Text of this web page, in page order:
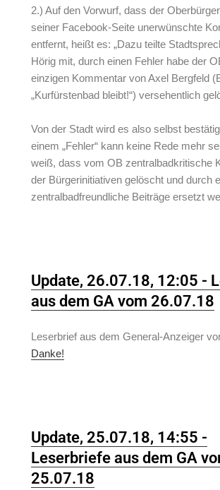
2.) Auf den Vorwurf, dass der
seiner Facebook-Seite unerwünschte
entfernt, heißt es: „Dazu teilte
Hörig mit, durch einen Fehler habe der
einzigen Kommentar von Axel Bergfeld
„Kurfürstenbad bleibt!“) versehentlich
Von der Stadt wird es also selbst
einem „Fehler“ kann keine Rede mehr
weiß, dass vom OB zentralbadkritische
der Bürgerinitiativen gelöscht und durch
zentralbadfreundliche Beiträge ersetzt
Update, 26.07.18, 12:05 -
aus dem GA vom 26.07.18
Leserbrief aus dem General-Anzeiger
Danke!
Update, 25.07.18, 14:55 -
Leserbriefe aus dem GA
25.07.18